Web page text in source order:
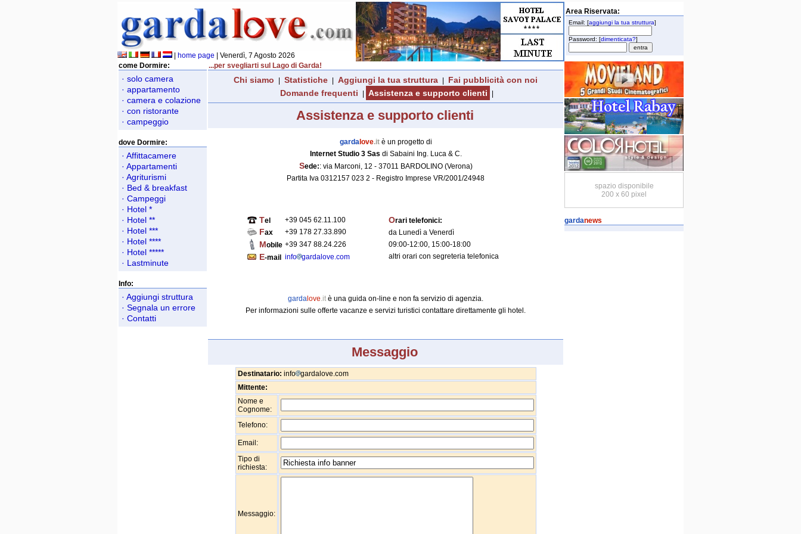
home page | Venerdì, 7 Agosto 2026
Area Riservata:
Email: [aggiungi la tua struttura]
Password: [dimenticata?]
come Dormire:
· solo camera
· appartamento
· camera e colazione
· con ristorante
· campeggio
dove Dormire:
· Affittacamere
· Appartamenti
· Agriturismi
· Bed & breakfast
· Campeggi
· Hotel *
· Hotel **
· Hotel ***
· Hotel ****
· Hotel *****
· Lastminute
Info:
· Aggiungi struttura
· Segnala un errore
· Contatti
...per svegliarti sul Lago di Garda!
Chi siamo Statistiche Aggiungi la tua struttura
Fai pubblicità con noi
Domande frequenti
Assistenza e supporto clienti
Assistenza e supporto clienti
gardalove.itè un progetto di
Internet Studio 3 Sas di Sabaini Ing. Luca & C.
Sede:: via Marconi, 12 - 37011 BARDOLINO (Verona)
Partita Iva 0312157 023 2 - Registro Imprese VR/2001/24948
Tel +39 045 62.11.100
Fax +39 178 27.33.890
Mobile +39 347 88.24.226
E-mail info gardalove.com
Orari telefonici:
da Lunedì a Venerdì
09:00-12:00, 15:00-18:00
altri orari con segreteria telefonica
garda love.it è una guida on-line e non fa servizio di agenzia.
Per informazioni sulle offerte vacanze e servizi turistici contattare direttamente gli hotel.
Messaggio
Destinatario: info gardalove.com
Mittente:
Nome e
Cognome:
Telefono:
Email:
Tipo di
richiesta:
Messaggio:
spazio disponibile
200 x 60 pixel
gardanews